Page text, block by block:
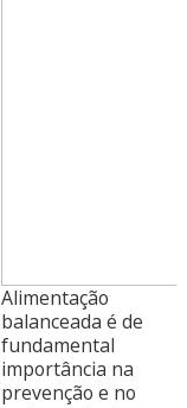
Alimentação
balanceada é de
fundamental
importância na
prevenção e no